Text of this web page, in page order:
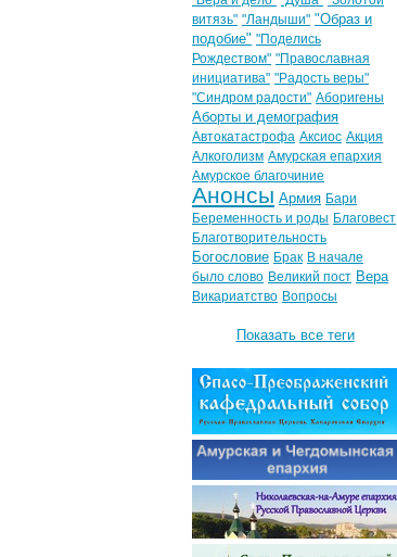
витязь" "Ландыши" "Образ и
подобие" "Поделись
Рождеством" "Православная
инициатива" "Радость веры"
"Синдром радости" Аборигены
Аборты и демография
Автокатастрофа Аксиос Акция
Алкоголизм Амурская епархия
Амурское благочиние
Анонсы Армия Бари
Беременность и роды Благовест
Благотворительность
Богословие Брак В начале
было слово Великий пост Вера
Викариатство Вопросы
Показать все теги